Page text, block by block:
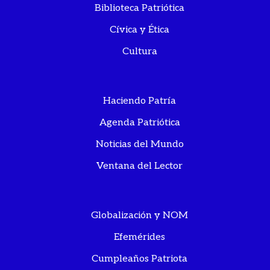
Biblioteca Patriótica
Cívica y Ética
Cultura
Haciendo Patría
Agenda Patriótica
Noticias del Mundo
Ventana del Lector
Globalización y NOM
Efemérides
Cumpleaños Patriota